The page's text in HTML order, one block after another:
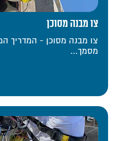
צו מבנה מסוכן
צו מבנה מסוכן - המדריך
מסמך...